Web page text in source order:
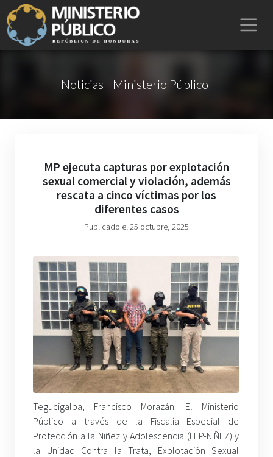
Noticias | Ministerio Público
MP ejecuta capturas por explotación
sexual comercial y violación, además
rescata a cinco víctimas por los
diferentes casos
Publicado el 25 octubre, 2025
Tegucigalpa, Francisco Morazán. El Ministerio
Público a través de la Fiscalía Especial de
Protección a la Niñez y Adolescencia (FEP-NIÑEZ) y
la Unidad Contra la Trata, Explotación Sexual